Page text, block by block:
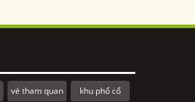
vé tham quan khu phố cổ